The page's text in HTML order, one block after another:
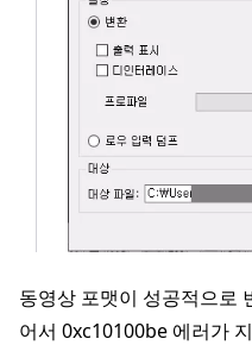
동영상 포맷이 성공적으로
어서 0xc10100be 에러가